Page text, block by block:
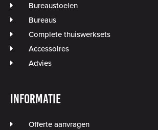
Bureaustoelen
Bureaus
Complete thuiswerksets
Accessoires
Advies
Informatie
Offerte aanvragen